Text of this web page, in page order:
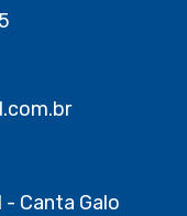
- Canta Galo